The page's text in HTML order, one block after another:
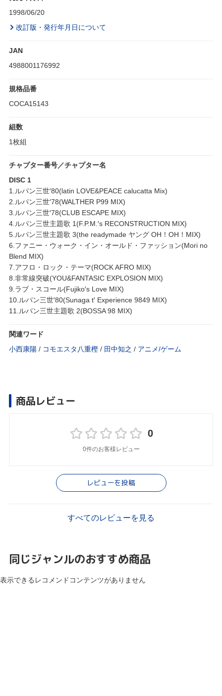
1998/06/20
改訂版・発行年月日について
JAN
4988001176992
規格品番
COCA15143
組数
1枚組
チャプター番号／チャプター名
DISC 1
1.ルパン三世′80(latin LOVE&PEACE calucatta Mix)
2.ルパン三世′78(WALTHER P99 MIX)
3.ルパン三世′78(CLUB ESCAPE MIX)
4.ルパン三世主題歌 1(F.P.M.′s RECONSTRUCTION MIX)
5.ルパン三世主題歌 3(the readymade ヤング OH！OH！MIX)
6.ファニー・ウォーク・イン・オールド・ファッション(Mori no
Blend MIX)
7.アフロ・ロック・テーマ(ROCK AFRO MIX)
8.非常線突破(YOU&FANTASIC EXPLOSION MIX)
9.ラブ・スコール(Fujiko′s Love MIX)
10.ルパン三世′80(Sunaga t′ Experience 9849 MIX)
11.ルパン三世主題歌 2(BOSSA 98 MIX)
関連ワード
小西康陽 / コモエスタ八重樫 / 田中知之 / アニメ/ゲーム
商品レビュー
0
0件のお客様レビュー
レビューを投稿
すべてのレビューを見る
同じジャンルのおすすめ商品
表示できるレコメンドコンテンツがありません